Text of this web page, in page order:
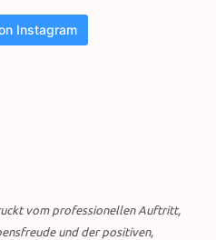
Instagram
vom professionellen Auftritt,
und der positiven,